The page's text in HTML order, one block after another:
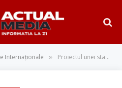
Internaționale » Proiectul unei staţiunii de lux pe care familia Trump vrea să o deschidă în Albania, în atenția procurorilor anticorupție